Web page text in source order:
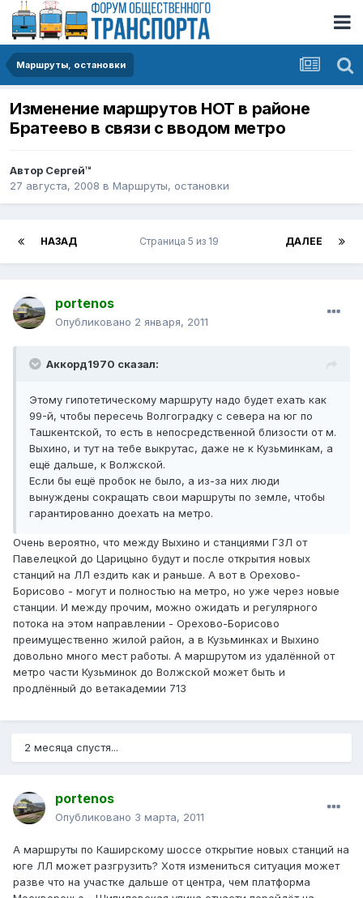
Маршруты, остановки
Изменение маршрутов НОТ в районе
Братеево в связи с вводом метро
Автор Сергей™
27 августа, 2008 в Маршруты, остановки
НАЗАД ДАЛЕЕ
Страница 5 из 19
portenos
Опубликовано 2 января, 2011
Аккорд1970 сказал:
Этому гипотетическому маршруту надо будет ехать как
99-й, чтобы пересечь Волгоградку с севера на юг по
Ташкентской, то есть в непосредственной близости от м.
Выхино, и тут на тебе выкрутас, даже не к Кузьминкам, а
ещё дальше, к Волжской.
Если бы ещё пробок не было, а из-за них люди
вынуждены сокращать свои маршруты по земле, чтобы
гарантированно доехать на метро.
Очень вероятно, что между Выхино и станциями ГЗЛ от
Павелецкой до Царицыно будут и после открытия новых
станций на ЛЛ ездить как и раньше. А вот в Орехово-
Борисово - могут и полностью на метро, но уже через новые
станции. И между прочим, можно ожидать и регулярного
потока на этом направлении - Орехово-Борисово
преимущественно жилой район, а в Кузьминках и Выхино
довольно много мест работы. А маршрутом из удалённой от
метро части Кузьминок до Волжской может быть и
продлённый до ветакадемии 713
2 месяца спустя...
portenos
Опубликовано 3 марта, 2011
А маршруты по Каширскому шоссе открытие новых станций на
юге ЛЛ может разгрузить? Хотя измениться ситуация может
разве что на участке дальше от центра, чем платформа